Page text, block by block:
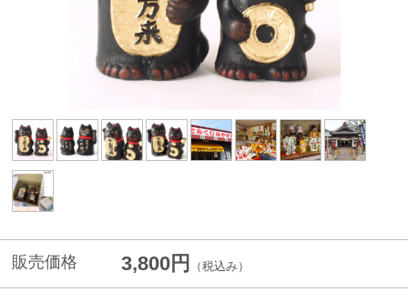
販売価格 3,800円 （税込み）